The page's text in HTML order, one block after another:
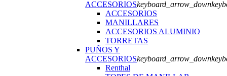
ACCESORIOSkeyboard_arrow_down
ACCESORIOS
MANILLARES
ACCESORIOS ALUMINIO
TORRETAS
PUÑOS Y
ACCESORIOSkeyboard_arrow_down
Renthal